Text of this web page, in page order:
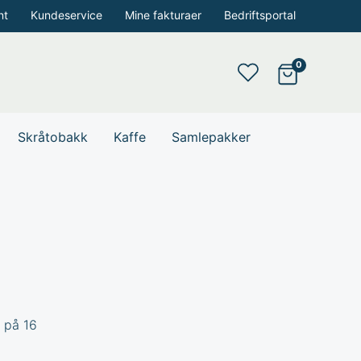
Kundeservice Mine fakturaer Bedriftsportal
Skråtobakk Kaffe Samlepakker
16